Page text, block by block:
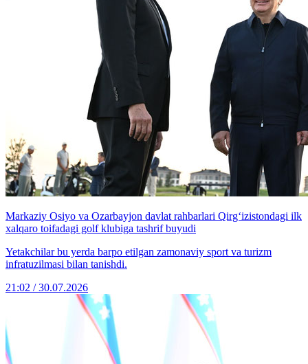
Markaziy Osiyo va Ozarbayjon davlat rahbarlari Qirg‘izistondagi ilk
xalqaro toifadagi golf klubiga tashrif buyudi
Yetakchilar bu yerda barpo etilgan zamonaviy sport va turizm
infratuzilmasi bilan tanishdi.
21:02 / 30.07.2026